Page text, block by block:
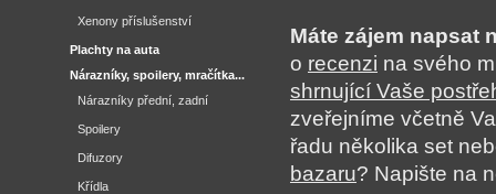
Máte zájem napsat
o recenzi na svého
shrnující Vaše
zveřejníme včetně
řadu několika set
bazaru? Napište na
Xenony příslušenství
Plachty na auta
Nárazníky, spoilery, mračítka...
Nárazníky přední, zadní
Spoilery
Difuzory
Křídla